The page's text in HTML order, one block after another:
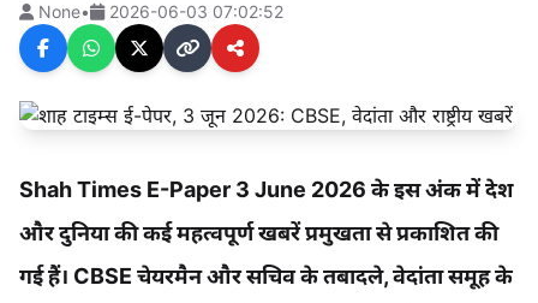
None• 2026-06-03 07:02:52
Shah Times E-Paper 3 June 2026 के इस अंक में देश
और दुनिया की कई महत्वपूर्ण खबरें प्रमुखता से प्रकाशित की
गई हैं। CBSE चेयरमैन और सचिव के तबादले, वेदांता समूह के